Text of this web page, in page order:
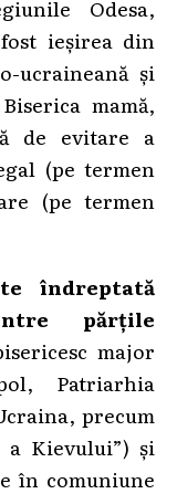
Odesa,
ieșirea din
ucraineană și
mamă,
de evitare a
(pe termen
(pe termen
îndreptată
părțile
major
Patriarhia
precum
a Kievului”) și
în comuniune